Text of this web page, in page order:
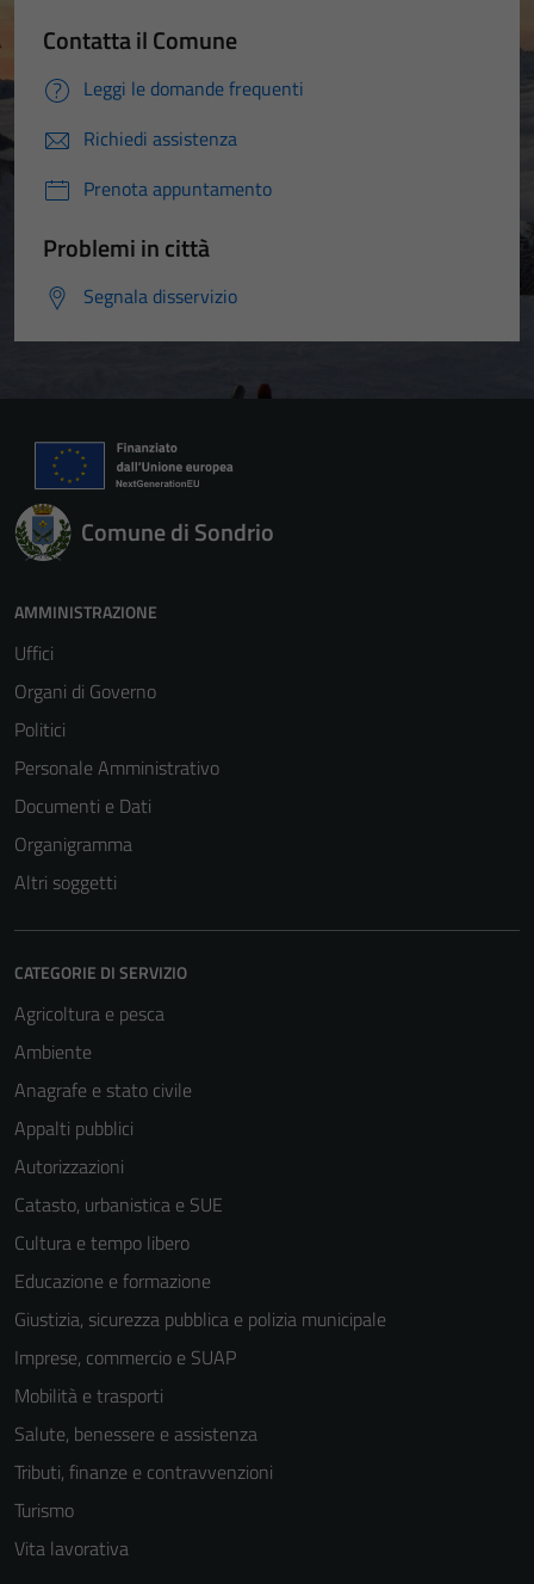
Contatta il Comune
Leggi le domande frequenti
Richiedi assistenza
Prenota appuntamento
Problemi in città
Segnala disservizio
Comune di Sondrio
AMMINISTRAZIONE
Uffici
Organi di Governo
Politici
Personale Amministrativo
Documenti e Dati
Organigramma
Altri soggetti
CATEGORIE DI SERVIZIO
Agricoltura e pesca
Ambiente
Anagrafe e stato civile
Appalti pubblici
Autorizzazioni
Catasto, urbanistica e SUE
Cultura e tempo libero
Educazione e formazione
Giustizia, sicurezza pubblica e polizia municipale
Imprese, commercio e SUAP
Mobilità e trasporti
Salute, benessere e assistenza
Tributi, finanze e contravvenzioni
Turismo
Vita lavorativa